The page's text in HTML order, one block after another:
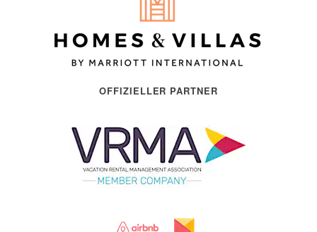
OFFIZIELLER PARTNER